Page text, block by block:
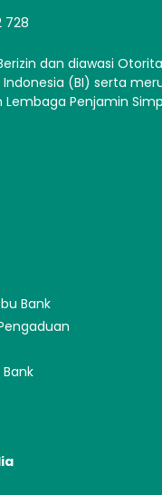
728
dan diawasi
Indonesia (BI) serta
Penjamin
Bank
Bank